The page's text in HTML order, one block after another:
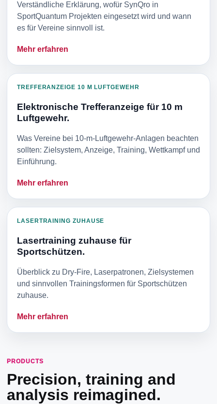
Verständliche Erklärung, wofür SynQro in
SportQuantum Projekten eingesetzt wird und wann
es für Vereine sinnvoll ist.
Mehr erfahren
TREFFERANZEIGE 10 M LUFTGEWEHR
Elektronische Trefferanzeige für 10 m
Luftgewehr.
Was Vereine bei 10-m-Luftgewehr-Anlagen beachten
sollten: Zielsystem, Anzeige, Training, Wettkampf und
Einführung.
Mehr erfahren
LASERTRAINING ZUHAUSE
Lasertraining zuhause für
Sportschützen.
Überblick zu Dry-Fire, Laserpatronen, Zielsystemen
und sinnvollen Trainingsformen für Sportschützen
zuhause.
Mehr erfahren
PRODUCTS
Precision, training and
analysis reimagined.